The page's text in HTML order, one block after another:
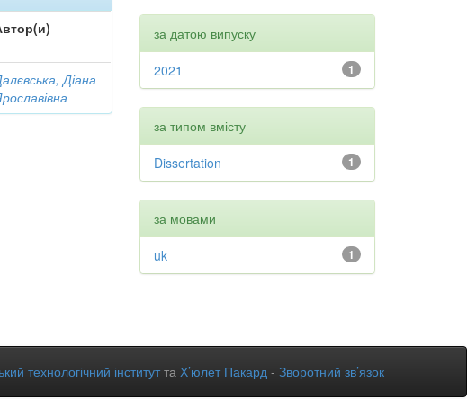
Діана
за датою випуску
1
2021
за типом вмісту
1
Dissertation
за мовами
1
uk
технологічний інститутта Х’юлет Пакард - Зворотний зв’язок